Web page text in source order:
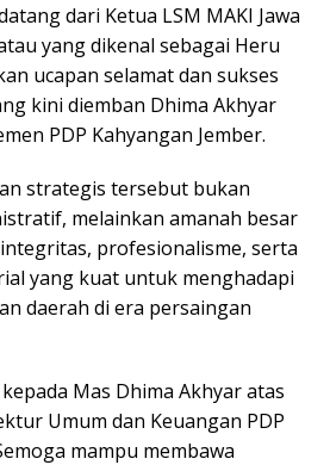
dari Ketua LSM MAKI Jawa
yang dikenal sebagai Heru
ucapan selamat dan sukses
kini diemban Dhima Akhyar
PDP Kahyangan Jember.
strategis tersebut bukan
melainkan amanah besar
profesionalisme, serta
yang kuat untuk menghadapi
daerah di era persaingan
Mas Dhima Akhyar atas
Umum dan Keuangan PDP
mampu membawa